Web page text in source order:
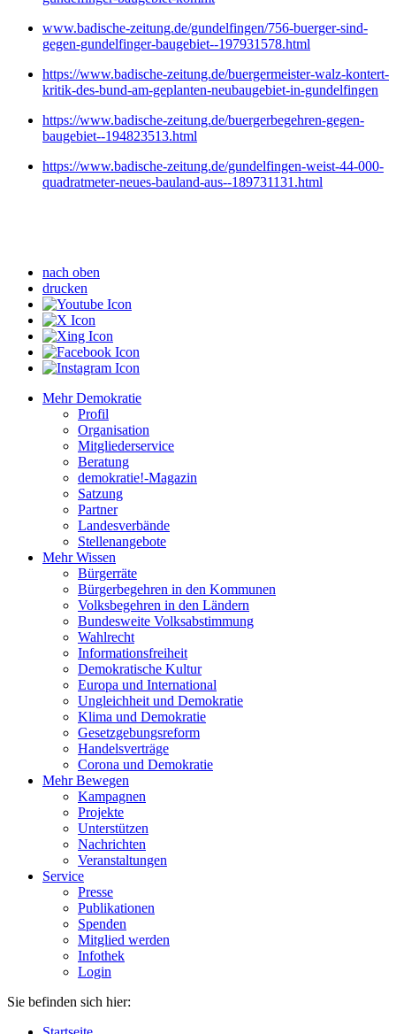
www.badische-zeitung.de/gundelfingen/756-buerger-sind-
gegen-gundelfinger-baugebiet--197931578.html
https://www.badische-zeitung.de/buergermeister-walz-kontert-
kritik-des-bund-am-geplanten-neubaugebiet-in-gundelfingen
https://www.badische-zeitung.de/buergerbegehren-gegen-
baugebiet--194823513.html
https://www.badische-zeitung.de/gundelfingen-weist-44-000-
quadratmeter-neues-bauland-aus--189731131.html
nach oben
drucken
Mehr Demokratie
Profil
Organisation
Mitgliederservice
Beratung
demokratie!-Magazin
Satzung
Partner
Landesverbände
Stellenangebote
Mehr Wissen
Bürgerräte
Bürgerbegehren in den Kommunen
Volksbegehren in den Ländern
Bundesweite Volksabstimmung
Wahlrecht
Informationsfreiheit
Demokratische Kultur
Europa und International
Ungleichheit und Demokratie
Klima und Demokratie
Gesetzgebungsreform
Handelsverträge
Corona und Demokratie
Mehr Bewegen
Kampagnen
Projekte
Unterstützen
Nachrichten
Veranstaltungen
Service
Presse
Publikationen
Spenden
Mitglied werden
Infothek
Login
Sie befinden sich hier: